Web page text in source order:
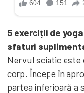
5 exerciții de
sfaturi
Nervul sciatic este
corp. Începe în
partea inferioară a